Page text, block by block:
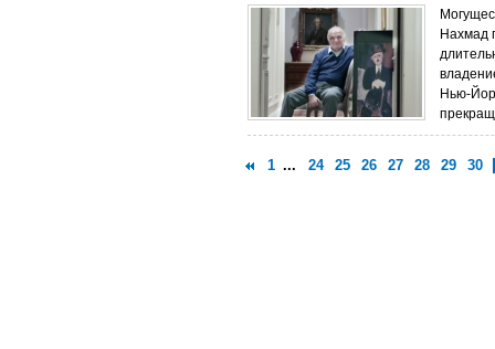
Нахмад
Нью-
1 ... 24 25 26 27 28 29 30